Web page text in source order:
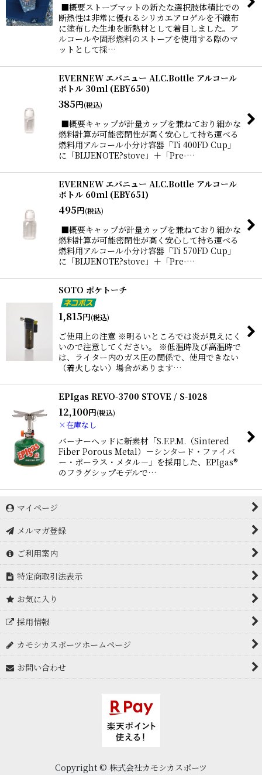
■概要ストーブマットの新たな選択肢体積比での
断熱性は非常に優れるシリカエアロゲルを不織布
に塗布した生地を断熱材として着目しました。ア
ルコールや固形燃料のストーブを使用する際のマ
ットとして採…
EVERNEW エバニュー ALC.Bottle アルコール
ボトル 30ml (EBY650)
385円(税込)
■概要キャップが計量カップを兼ねており細かな
燃料計算が可能密閉性が高く安心して持ち運べる
燃料用アルコール小分け容器「Ti 400FD Cup」
に「BLUENOTE?stove」＋「Pre-…
EVERNEW エバニュー ALC.Bottle アルコール
ボトル 60ml (EBY651)
495円(税込)
■概要キャップが計量カップを兼ねており細かな
燃料計算が可能密閉性が高く安心して持ち運べる
燃料用アルコール小分け容器「Ti 570FD Cup」
に「BLUENOTE?stove」＋「Pre-…
SOTO ポケトーチ
1,815円(税込)
ご使用上の注意 ※明るいところでは炎が見えにく
いので注意してください。 ※低温時及び高温時で
は、ライター内のガス圧の関係で、使用できない
（着火しない）場合があります…
EPIgas REVO-3700 STOVE / S-1028
12,100円(税込)
×在庫なし
バーナーヘッドに新素材「S.F.P.M.（Sintered
Fiber Porous Metal）－シンタード・ファイバ
ー・ポーラス・メタル－」を採用した、EPIgas®
のフラグシップモデルで…
マイページ
メルマガ登録
ご利用案内
特定商取引法表示
お気に入り
採用情報
カモシカスポーツホームページ
お問い合わせ
Copyright © 株式会社カモシカスポーツ